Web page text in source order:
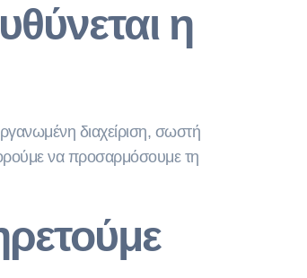
η
διαχείριση, σωστή
να προσαρμόσουμε τη